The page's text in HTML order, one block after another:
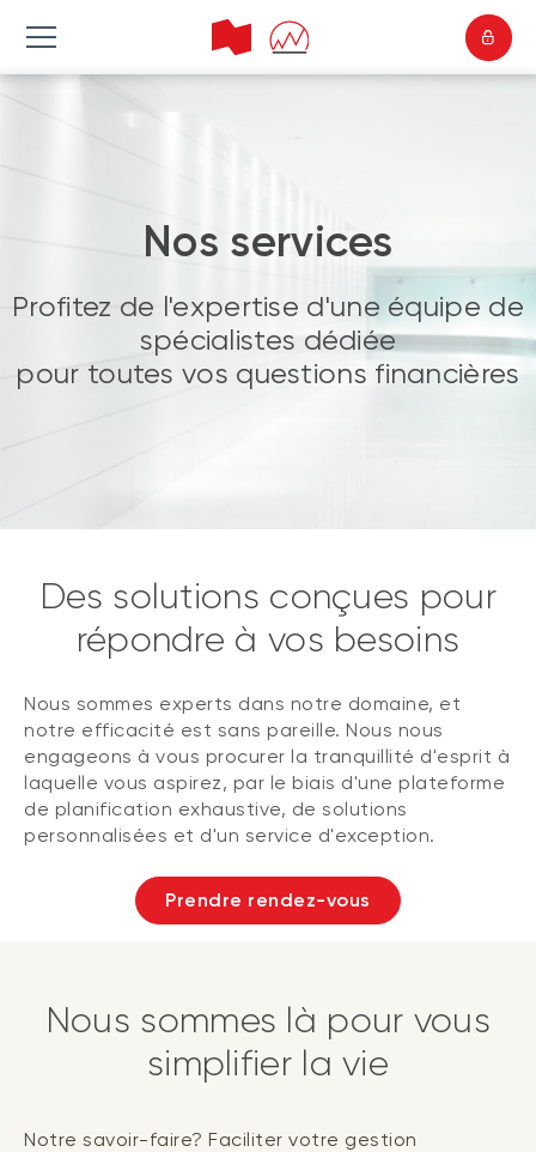
Nos services
Profitez de l'expertise d'une équipe de
spécialistes dédiée
pour toutes vos questions financières
Des solutions conçues pour
répondre à vos besoins
Nous sommes experts dans notre domaine, et
notre efficacité est sans pareille. Nous nous
engageons à vous procurer la tranquillité d'esprit à
laquelle vous aspirez, par le biais d'une plateforme
de planification exhaustive, de solutions
personnalisées et d'un service d'exception.
Prendre rendez-vous
Nous sommes là pour vous
simplifier la vie
Notre savoir-faire? Faciliter votre gestion